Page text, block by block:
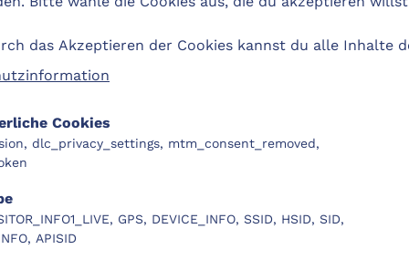
das Akzeptieren der Cookies kannst du alle Inhalte
Cookies
dlc_privacy_settings, mtm_consent_removed,
GPS, DEVICE_INFO, SSID, HSID, SID,
APISID
open_in_newZum Externen Anbieter